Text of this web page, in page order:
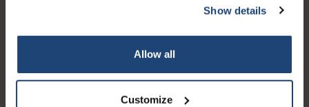
Show details
Allow all
Customize
Contactgegevens